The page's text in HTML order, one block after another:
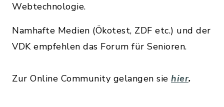
Webtechnologie.
Namhafte Medien (Ökotest, ZDF etc.) und der
VDK empfehlen das Forum für Senioren.
Zur Online Community gelangen sie hier.